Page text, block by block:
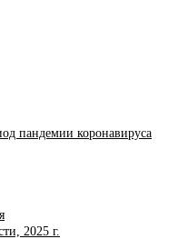
пандемии коронавируса
2025 г.